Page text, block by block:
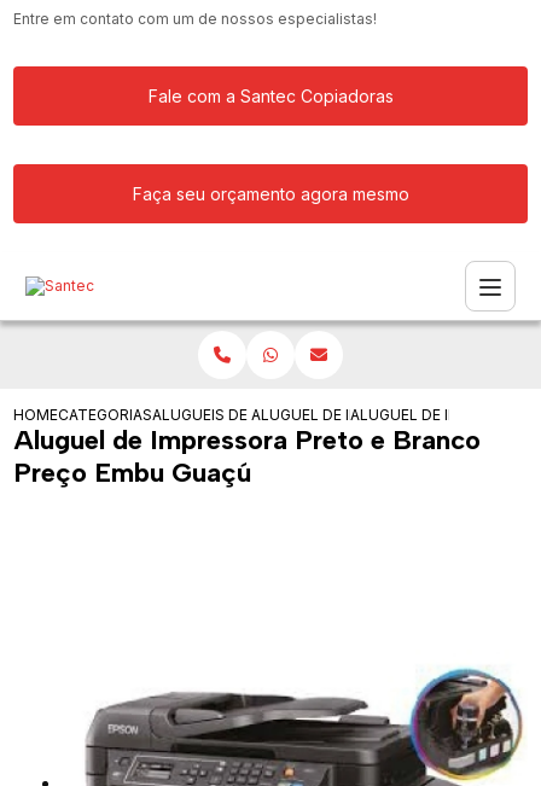
Entre em contato com um de nossos especialistas!
Fale com a Santec Copiadoras
Faça seu orçamento agora mesmo
HOMECATEGORIASALUGUEIS DE IMPRESSORAS
ALUGUEL DE IMPRESSORA
ALUGUEL DE
Aluguel de Impressora Preto e Branco
Preço Embu Guaçú